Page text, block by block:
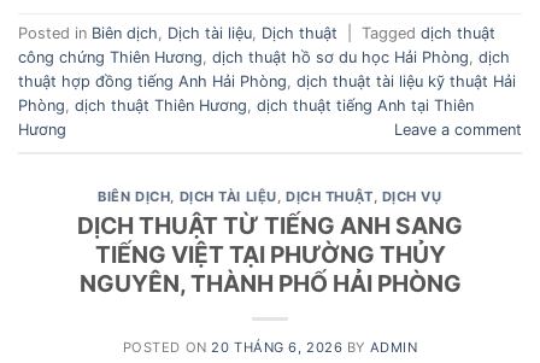
Posted in Biên dịch, Dịch tài liệu, Dịch thuật Tagged dịch thuật
công chứng Thiên Hương, dịch thuật hồ sơ du học Hải Phòng, dịch
thuật hợp đồng tiếng Anh Hải Phòng, dịch thuật tài liệu kỹ thuật Hải
Phòng, dịch thuật Thiên Hương, dịch thuật tiếng Anh tại Thiên
Hương
Leave a comment
BIÊN DỊCH, DỊCH TÀI LIỆU, DỊCH THUẬT, DỊCH VỤ
DỊCH THUẬT TỪ TIẾNG ANH SANG
TIẾNG VIỆT TẠI PHƯỜNG THỦY
NGUYÊN, THÀNH PHỐ HẢI PHÒNG
POSTED ON 20 THÁNG 6, 2026 BY ADMIN